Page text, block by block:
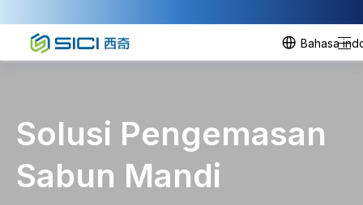
Bahasa
Solusi Pengemasan
Sabun Mandi